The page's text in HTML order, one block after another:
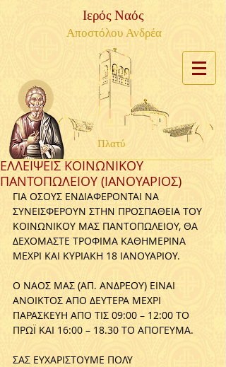
Ιερός Ναός
Αποστόλου Ανδρέα
Πλατύ
ΕΛΛΕΙΨΕΙΣ ΚΟΙΝΩΝΙΚΟΥ
ΠΑΝΤΟΠΩΛΕΙΟΥ (ΙΑΝΟΥΑΡΙΟΣ)
ΓΙΑ ΟΣΟΥΣ ΕΝΔΙΑΦΕΡΟΝΤΑΙ ΝΑ
ΣΥΝΕΙΣΦΕΡΟΥΝ ΣΤΗΝ ΠΡΟΣΠΑΘΕΙΑ ΤΟΥ
ΚΟΙΝΩΝΙΚΟΥ ΜΑΣ ΠΑΝΤΟΠΩΛΕΙΟΥ, ΘΑ
ΔΕΧΟΜΑΣΤΕ ΤΡΟΦΙΜΑ ΚΑΘΗΜΕΡΙΝΑ
ΜΕΧΡΙ ΚΑΙ ΚΥΡΙΑΚΗ 18 ΙΑΝΟΥΑΡΙΟΥ.
Ο ΝΑΟΣ ΜΑΣ (ΑΠ. ΑΝΔΡΕΟΥ) ΕΙΝΑΙ
ΑΝΟΙΚΤΟΣ ΑΠΟ ΔΕΥΤΕΡΑ ΜΕΧΡΙ
ΠΑΡΑΣΚΕΥΗ ΑΠΟ ΤΙΣ 09:00 – 12:00 ΤΟ
ΠΡΩΪ ΚΑΙ 16:00 – 18.30 ΤΟ ΑΠΟΓΕΥΜΑ.
ΣΑΣ ΕΥΧΑΡΙΣΤΟΥΜΕ ΠΟΛΥ